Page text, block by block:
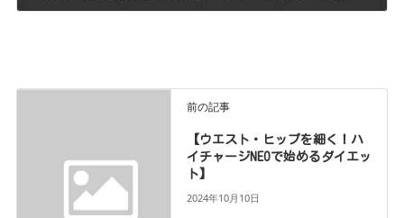
で症状を徹底解析し、最適な治療プランを提案 ☆東洋医学×AIで実
現するオーダーメイドの施術 […]前の記事
【ウエスト・ヒップを細く！ハ
イチャージNEOで始めるダイエッ
ト】
2024年10月10日